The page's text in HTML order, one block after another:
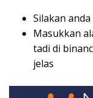
Silakan
Masukkan
tadi di
jelas